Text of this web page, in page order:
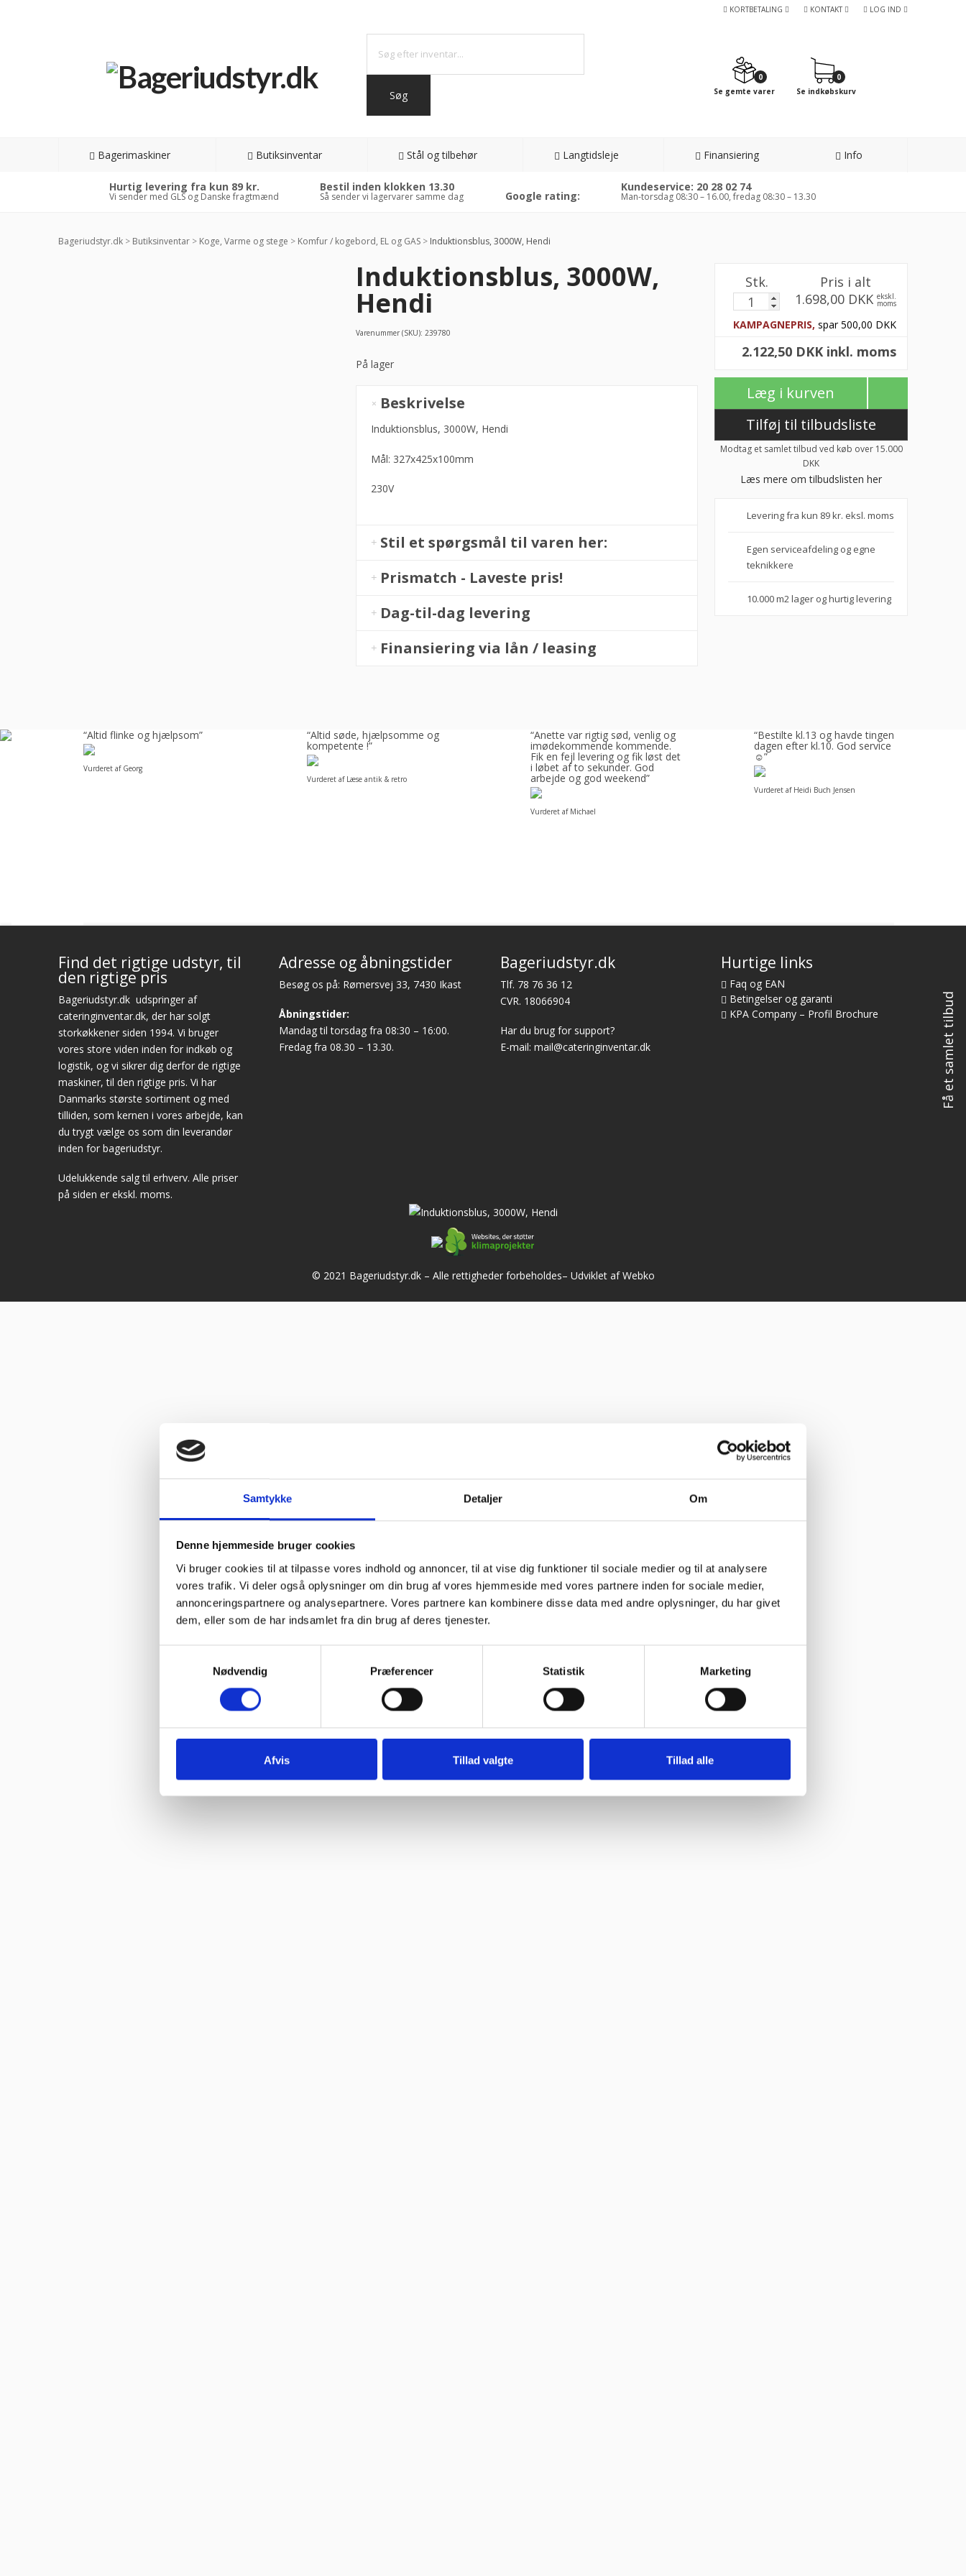
Samtykke Detaljer Om
Denne hjemmeside bruger cookies
Vi bruger cookies til at tilpasse vores indhold og annoncer, til at vise dig funktioner til sociale medier og til at analysere
vores trafik. Vi deler også oplysninger om din brug af vores hjemmeside med vores partnere inden for sociale medier,
annonceringspartnere og analysepartnere. Vores partnere kan kombinere disse data med andre oplysninger, du har givet
dem, eller som de har indsamlet fra din brug af deres tjenester.
Nødvendig
Præferencer Statistik Marketing
Afvis Tillad valgte Tillad alle
KORTBETALING KONTAKT LOG IND
0
Se gemte varer
0
Se indkøbskurv
Bagerimaskiner Butiksinventar Stål og tilbehør Langtidsleje Finansiering Info
Hurtig levering fra kun 89 kr.
Vi sender med GLS og Danske fragtmænd
Bestil inden klokken 13.30
Så sender vi lagervarer samme dag Google rating:
Kundeservice: 20 28 02 74
Man-torsdag 08:30 – 16.00, fredag 08:30 – 13.30
Bageriudstyr.dk > Butiksinventar > Koge, Varme og stege > Komfur / kogebord, EL og GAS >Induktionsblus, 3000W, Hendi
Induktionsblus, 3000W,
Hendi
Varenummer (SKU): 239780
På lager
3000W,
Hendi
Beskrivelse
Induktionsblus, 3000W, Hendi
Mål: 327x425x100mm
230V
Stil et spørgsmål til varen her:
Prismatch - Laveste pris!
Dag-til-dag levering
Finansiering via lån / leasing
Stk.
Pris i alt
1.698,00 DKK ekskl.
moms
KAMPAGNEPRIS,spar 500,00 DKK
2.122,50 DKK inkl. moms
Læg i kurven
Tilføj til tilbudsliste
Modtag et samlet tilbud ved køb over 15.000
DKK
Læs mere om tilbudslisten her
Levering fra kun 89 kr. eksl. moms
Egen serviceafdeling og egne
teknikkere
10.000 m2 lager og hurtig levering
“Altid flinke og hjælpsom”
Vurderet af Georg
“Altid søde, hjælpsomme og
kompetente !”
Vurderet af Læse antik & retro
“Anette var rigtig sød, venlig og
imødekommende kommende.
Fik en fejl levering og fik løst det
i løbet af to sekunder. God
arbejde og god weekend”
Vurderet af Michael
“Bestilte kl.13 og havde tingene
dagen efter kl.10. God service
☺”
Vurderet af Heidi Buch Jensen
Find det rigtige udstyr, til
den rigtige pris
Bageriudstyr.dk udspringer af
cateringinventar.dk, der har solgt
storkøkkener siden 1994. Vi bruger
vores store viden inden for indkøb og
logistik, og vi sikrer dig derfor de rigtige
maskiner, til den rigtige pris. Vi har
Danmarks største sortiment og med
tilliden, som kernen i vores arbejde, kan
du trygt vælge os som din leverandør
inden for bageriudstyr.
Udelukkende salg til erhverv. Alle priser
på siden er ekskl. moms.
Adresse og åbningstider
Besøg os på: Rømersvej 33, 7430 Ikast
Åbningstider:
Mandag til torsdag fra 08:30 – 16:00.
Fredag fra 08.30 – 13.30.
Bageriudstyr.dk
Tlf. 78 76 36 12
CVR. 18066904
Har du brug for support?
E-mail: mail@cateringinventar.dk
Hurtige links
Faq og EAN
Betingelser og garanti
KPA Company – Profil Brochure
© 2021 Bageriudstyr.dk – Alle rettigheder forbeholdes– Udviklet af Webko
Få et samlet tilbud